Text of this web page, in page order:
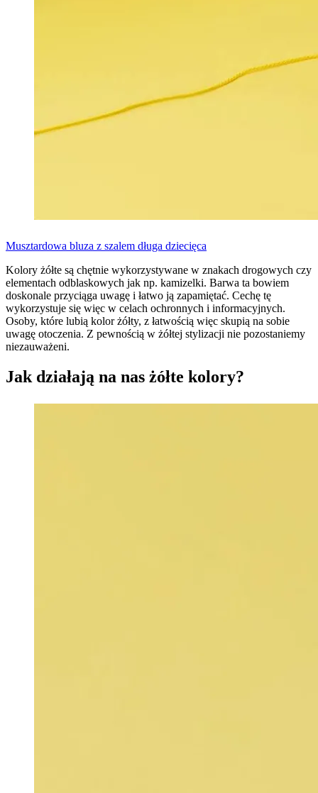
Musztardowa bluza z szalem długa dziecięca
Kolory żółte są chętnie wykorzystywane w znakach drogowych czy
elementach odblaskowych jak np. kamizelki. Barwa ta bowiem
doskonale przyciąga uwagę i łatwo ją zapamiętać. Cechę tę
wykorzystuje się więc w celach ochronnych i informacyjnych.
Osoby, które lubią kolor żółty, z łatwością więc skupią na sobie
uwagę otoczenia. Z pewnością w żółtej stylizacji nie pozostaniemy
niezauważeni.
Jak działają na nas żółte kolory?